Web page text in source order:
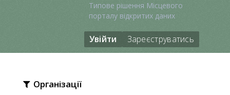
Типове рішення Місцевого
порталу відкритих даних
Увійти Зареєструватись
Організації